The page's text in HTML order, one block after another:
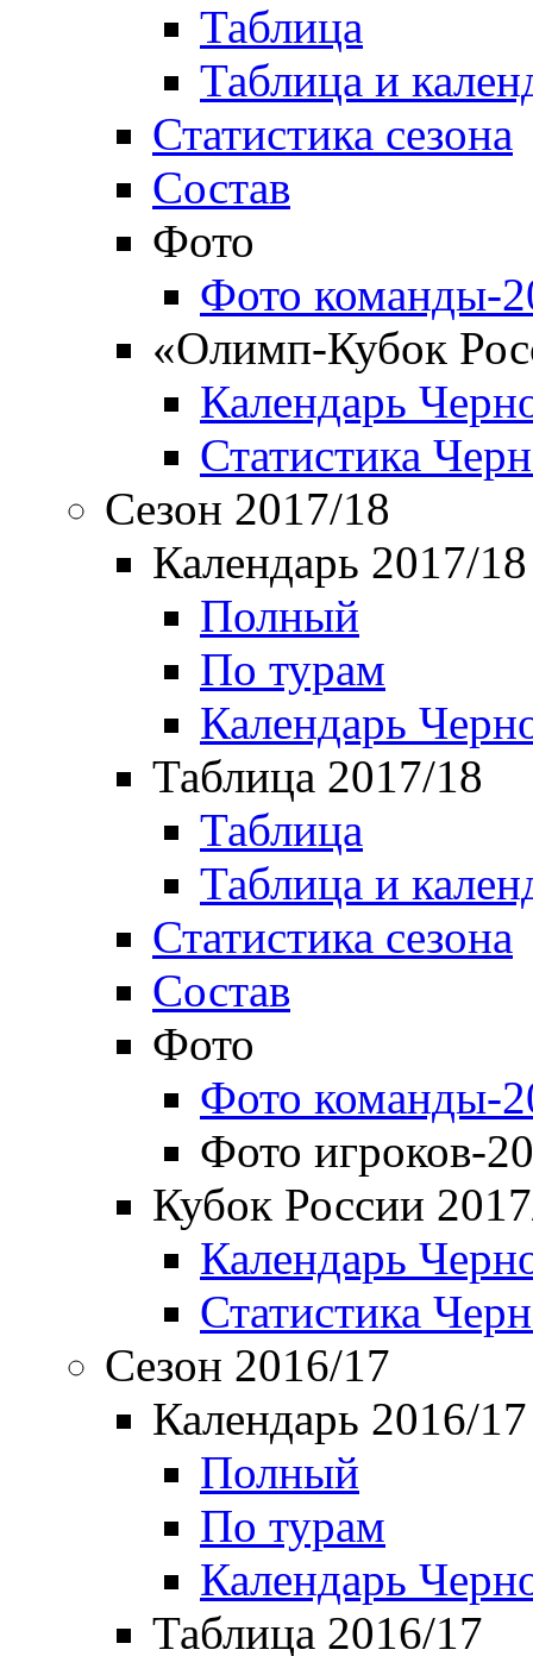
Таблица
Таблица и
Статистика сезона
Состав
Фото
Фото команды-
«Олимп-Кубок
Календарь
Статистика
Сезон 2017/18
Календарь 2017/18
Полный
По турам
Календарь
Таблица 2017/18
Таблица
Таблица и
Статистика сезона
Состав
Фото
Фото команды-
Фото игроков-
Кубок России
Календарь
Статистика
Сезон 2016/17
Календарь 2016/17
Полный
По турам
Календарь
Таблица 2016/17